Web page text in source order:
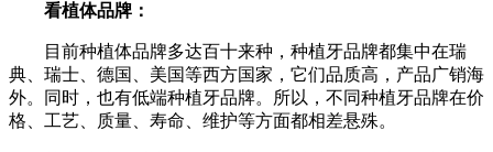
看植体品牌：
目前种植体品牌多达百十来种，种植牙品牌都集中在瑞
典、瑞士、德国、美国等西方国家，它们品质高，产品广销海
外。同时，也有低端种植牙品牌。所以，不同种植牙品牌在价
格、工艺、质量、寿命、维护等方面都相差悬殊。